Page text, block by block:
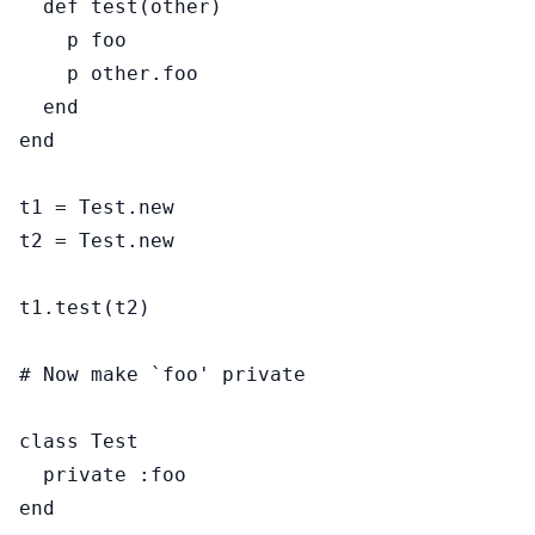
  def test(other)
    p foo
    p other.foo
  end
end
t1 = Test.new
t2 = Test.new
t1.test(t2)
# Now make `foo' private
class Test
  private :foo
end